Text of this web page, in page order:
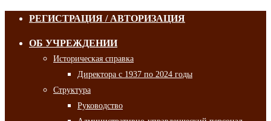
РЕГИСТРАЦИЯ / АВТОРИЗАЦИЯ
ОБ УЧРЕЖДЕНИИ
Историческая справка
Директора с 1937 по 2024 годы
Структура
Руководство